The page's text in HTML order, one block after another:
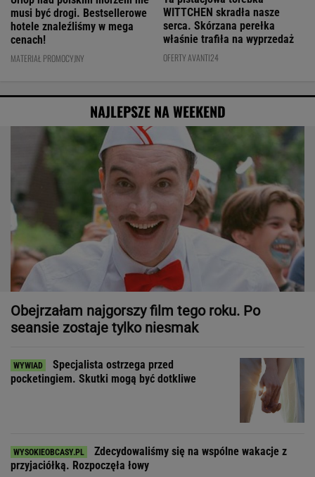
musi być drogi. Bestsellerowe
hotele znaleźliśmy w mega
cenach!
MATERIAŁ PROMOCYJNY
WITTCHEN skradła nasze
serca. Skórzana perełka
właśnie trafiła na wyprzedaż
OFERTY AVANTI24
NAJLEPSZE NA WEEKEND
Obejrzałam najgorszy film tego roku. Po
seansie zostaje tylko niesmak
Specjalista ostrzega przed
pocketingiem. Skutki mogą być dotkliwe
Zdecydowaliśmy się na wspólne wakacje z
przyjaciółką. Rozpoczęła łowy